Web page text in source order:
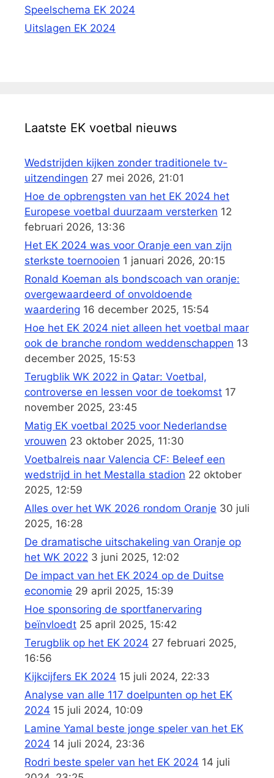
Speelschema EK 2024
Uitslagen EK 2024
Laatste EK voetbal nieuws
Wedstrijden kijken zonder traditionele tv-
uitzendingen 27 mei 2026, 21:01
Hoe de opbrengsten van het EK 2024 het
Europese voetbal duurzaam versterken 12
februari 2026, 13:36
Het EK 2024 was voor Oranje een van zijn
sterkste toernooien 1 januari 2026, 20:15
Ronald Koeman als bondscoach van oranje:
overgewaardeerd of onvoldoende
waardering 16 december 2025, 15:54
Hoe het EK 2024 niet alleen het voetbal maar
ook de branche rondom weddenschappen 13
december 2025, 15:53
Terugblik WK 2022 in Qatar: Voetbal,
controverse en lessen voor de toekomst 17
november 2025, 23:45
Matig EK voetbal 2025 voor Nederlandse
vrouwen 23 oktober 2025, 11:30
Voetbalreis naar Valencia CF: Beleef een
wedstrijd in het Mestalla stadion 22 oktober
2025, 12:59
Alles over het WK 2026 rondom Oranje 30 juli
2025, 16:28
De dramatische uitschakeling van Oranje op
het WK 2022 3 juni 2025, 12:02
De impact van het EK 2024 op de Duitse
economie 29 april 2025, 15:39
Hoe sponsoring de sportfanervaring
beïnvloedt 25 april 2025, 15:42
Terugblik op het EK 2024 27 februari 2025,
16:56
Kijkcijfers EK 2024 15 juli 2024, 22:33
Analyse van alle 117 doelpunten op het EK
2024 15 juli 2024, 10:09
Lamine Yamal beste jonge speler van het EK
2024 14 juli 2024, 23:36
Rodri beste speler van het EK 2024 14 juli